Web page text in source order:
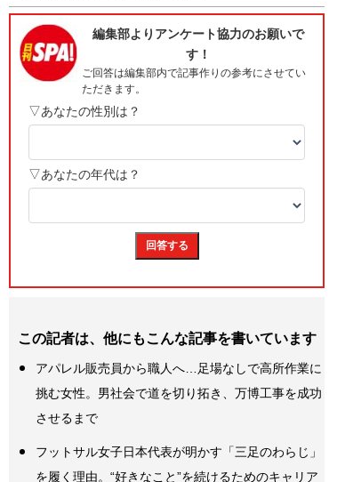
この記者は、他にもこんな記事を書いています
アパレル販売員から職人へ…足場なしで高所作業に
挑む女性。男社会で道を切り拓き、万博工事を成功
させるまで
フットサル女子日本代表が明かす「三足のわらじ」
を履く理由。“好きなこと”を続けるためのキャリア